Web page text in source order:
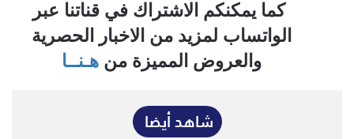
كما يمكنكم الاشتراك في قناتنا عبر
الواتساب لمزيد من الاخبار الحصرية
والعروض المميزة منهـنــا
شاهد أيضا